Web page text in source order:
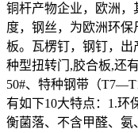
铜杆产物企业，欧洲，
度，钢丝，为欧洲环
板。瓦楞钉，钢钉，出
种型扭转门,胶合板,还
50#、特种钢带（
有如下10大特点：1.环
衡菌落、不含甲醛、